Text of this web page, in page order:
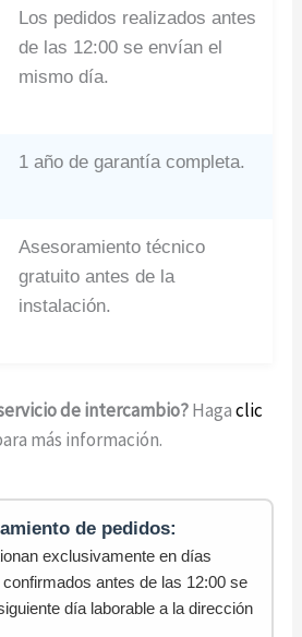
Los pedidos realizados antes
de las 12:00 se envían el
mismo día.
1 año de garantía completa.
Asesoramiento técnico
gratuito antes de la
instalación.
de intercambio?Hagaclic
más información.
de pedidos:
exclusivamente en días
antes de las 12:00 se
día laborable a la dirección